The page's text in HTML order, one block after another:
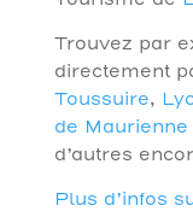
Trouvez par
directement
Toussuire,
de
d’autres
Plus d’infos